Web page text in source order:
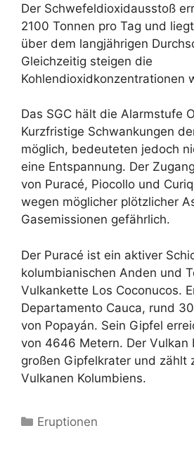
Der Schwefeldioxidausstoß
2100 Tonnen pro Tag und
über dem langjährigen
Gleichzeitig steigen die
Kohlendioxidkonzentrationen
Das SGC hält die Alarmstufe
Kurzfristige Schwankungen
möglich, bedeuteten jedoch
eine Entspannung. Der
von Puracé, Piocollo und
wegen möglicher plötzlicher
Gasemissionen gefährlich.
Der Puracé ist ein aktiver
kolumbianischen Anden und
Vulkankette Los Coconucos.
Departamento Cauca, rund
von Popayán. Sein Gipfel
von 4646 Metern. Der Vulkan
großen Gipfelkrater und zählt
Vulkanen Kolumbiens.
Kategorien
Eruptionen